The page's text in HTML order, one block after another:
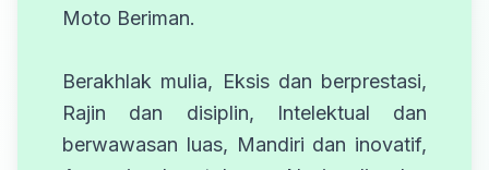
Moto Beriman.
Berakhlak mulia, Eksis dan berprestasi,
Rajin dan disiplin, Intelektual dan
berwawasan luas, Mandiri dan inovatif,